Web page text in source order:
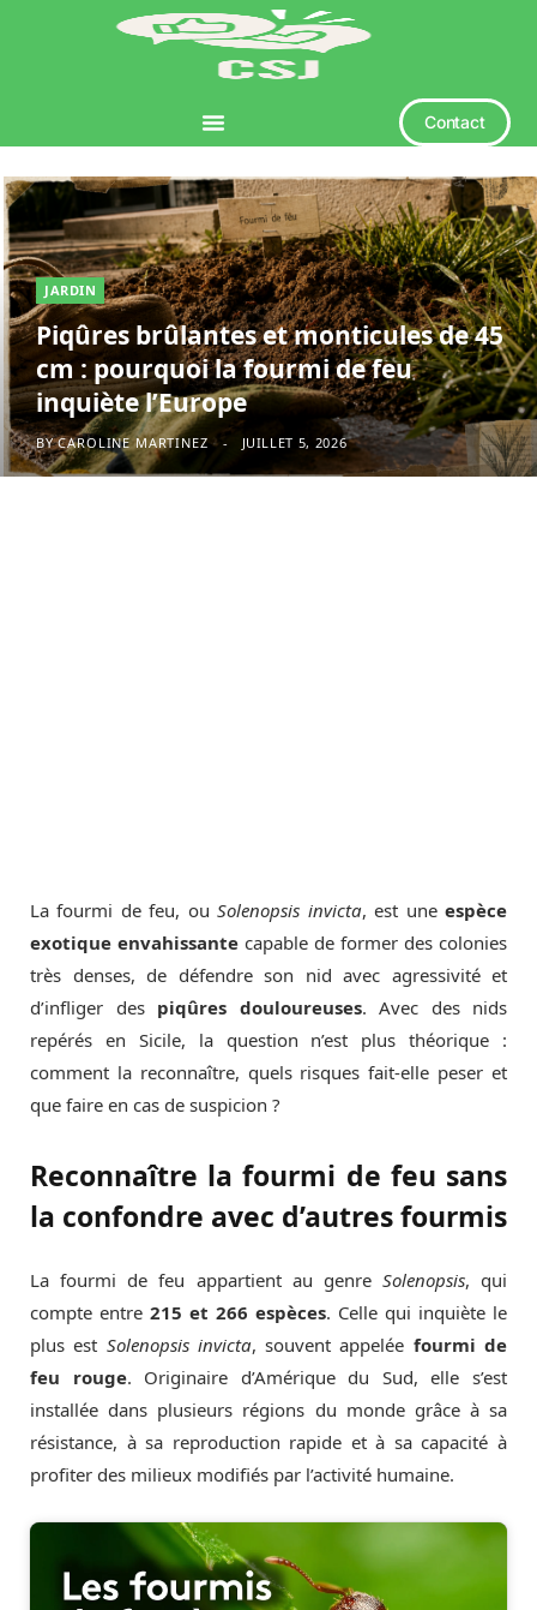
Contact
JARDIN
Piqûres brûlantes et monticules de 45
cm : pourquoi la fourmi de feu
inquiète l’Europe
BY CAROLINE MARTINEZ JUILLET 5, 2026
La fourmi de feu, ouSolenopsis invicta, est uneespèce
exotique envahissante capable de former des colonies
très denses, de défendre son nid avec agressivité et
d’infliger des piqûres douloureuses. Avec des nids
repérés en Sicile, la question n’est plus théorique :
comment la reconnaître, quels risques fait-elle peser et
que faire en cas de suspicion ?
Reconnaître la fourmi de feu sans
la confondre avec d’autres fourmis
La fourmi de feu appartient au genre Solenopsis, qui
compte entre 215 et 266 espèces. Celle qui inquiète le
plus est Solenopsis invicta, souvent appelée fourmi de
feu rouge. Originaire d’Amérique du Sud, elle s’est
installée dans plusieurs régions du monde grâce à sa
résistance, à sa reproduction rapide et à sa capacité à
profiter des milieux modifiés par l’activité humaine.